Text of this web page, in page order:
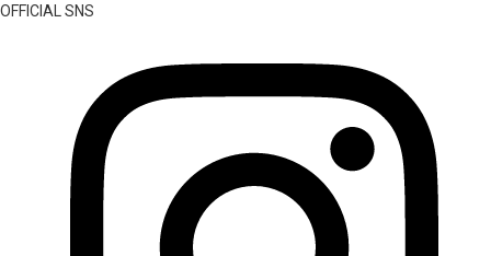
OFFICIAL SNS